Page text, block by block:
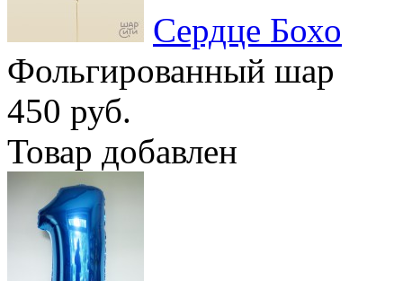
Сердце Бохо
Фольгированный шар
450 руб.
Товар добавлен